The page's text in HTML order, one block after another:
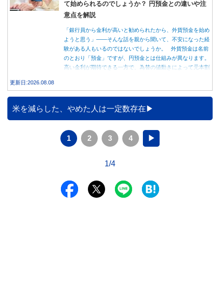
て始められるのでしょうか？ 円預金との違いや注
意点を解説
「銀行員から金利が高いと勧められたから、外貨預金を始め
ようと思う」――そんな話を親から聞いて、不安になった経
験がある人もいるのではないでしょうか。 外貨預金は名前
のとおり「預金」ですが、円預金とは仕組みが異なります。
高い金利が期待できる一方で、為替の値動きによって元本割
更新日:2026.08.08
米を減らした、やめた人は一定数存在
1 2 3 4 ▶
1/4